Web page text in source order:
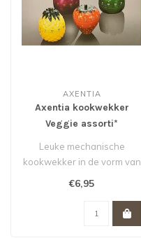
AXENTIA
Axentia kookwekker
Veggie assorti*
Leuke mechanische
kookwekker in de vorm van
een aardbei, ananas,
€6,95